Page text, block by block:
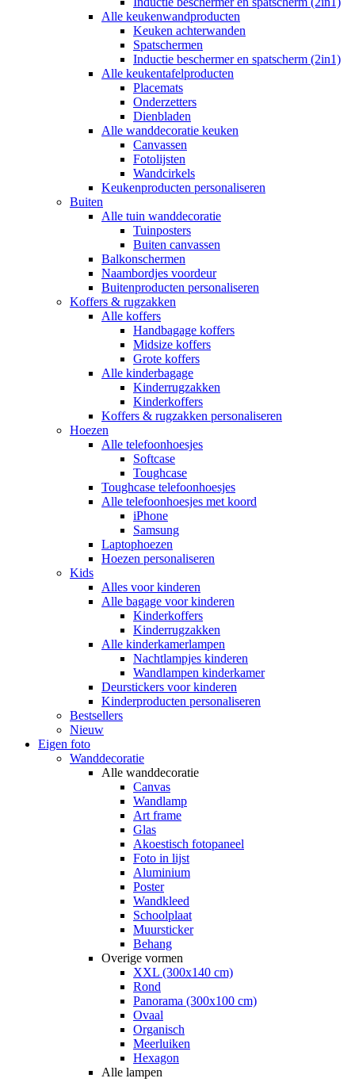
Alle keukenwandproducten
Keuken achterwanden
Spatschermen
Inductie beschermer en spatscherm (2in1)
Alle keukentafelproducten
Placemats
Onderzetters
Dienbladen
Alle wanddecoratie keuken
Canvassen
Fotolijsten
Wandcirkels
Keukenproducten personaliseren
Buiten
Alle tuin wanddecoratie
Tuinposters
Buiten canvassen
Balkonschermen
Naambordjes voordeur
Buitenproducten personaliseren
Koffers & rugzakken
Alle koffers
Handbagage koffers
Midsize koffers
Grote koffers
Alle kinderbagage
Kinderrugzakken
Kinderkoffers
Koffers & rugzakken personaliseren
Hoezen
Alle telefoonhoesjes
Softcase
Toughcase
Toughcase telefoonhoesjes
Alle telefoonhoesjes met koord
iPhone
Samsung
Laptophoezen
Hoezen personaliseren
Kids
Alles voor kinderen
Alle bagage voor kinderen
Kinderkoffers
Kinderrugzakken
Alle kinderkamerlampen
Nachtlampjes kinderen
Wandlampen kinderkamer
Deurstickers voor kinderen
Kinderproducten personaliseren
Bestsellers
Nieuw
Eigen foto
Wanddecoratie
Alle wanddecoratie
Canvas
Wandlamp
Art frame
Glas
Akoestisch fotopaneel
Foto in lijst
Aluminium
Poster
Wandkleed
Schoolplaat
Muursticker
Behang
Overige vormen
XXL (300x140 cm)
Rond
Panorama (300x100 cm)
Ovaal
Organisch
Meerluiken
Hexagon
Alle lampen